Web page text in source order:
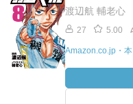
渡辺航 輔老心
27 5.00
Amazon.co.jp・本